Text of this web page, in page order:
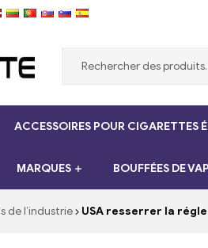
ACCESSOIRES POUR CIGARETTES
MARQUES BOUFFÉES DE
de l’industrie USA resserrer la